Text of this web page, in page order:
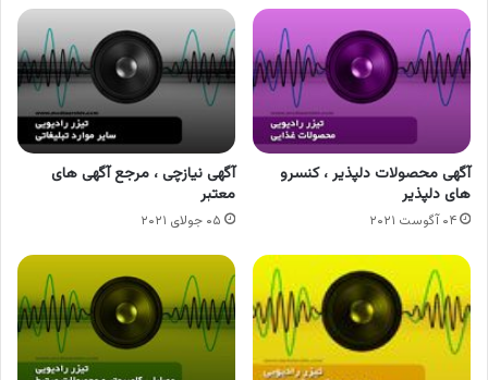
آگهی محصولات دلپذیر ، کنسرو
های دلپذیر
۰۴ آگوست ۲۰۲۱
آگهی نیازچی ، مرجع آگهی های
معتبر
۰۵ جولای ۲۰۲۱